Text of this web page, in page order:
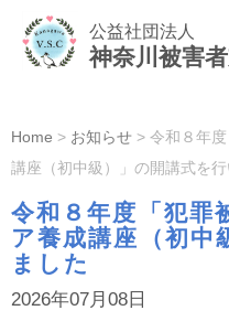
公益社団法人
神奈川被害
Home > お知らせ > 令和８年
講座（初中級）」の開講式を行
令和８年度「犯罪
ア養成講座（初中
ました
2026年07月08日